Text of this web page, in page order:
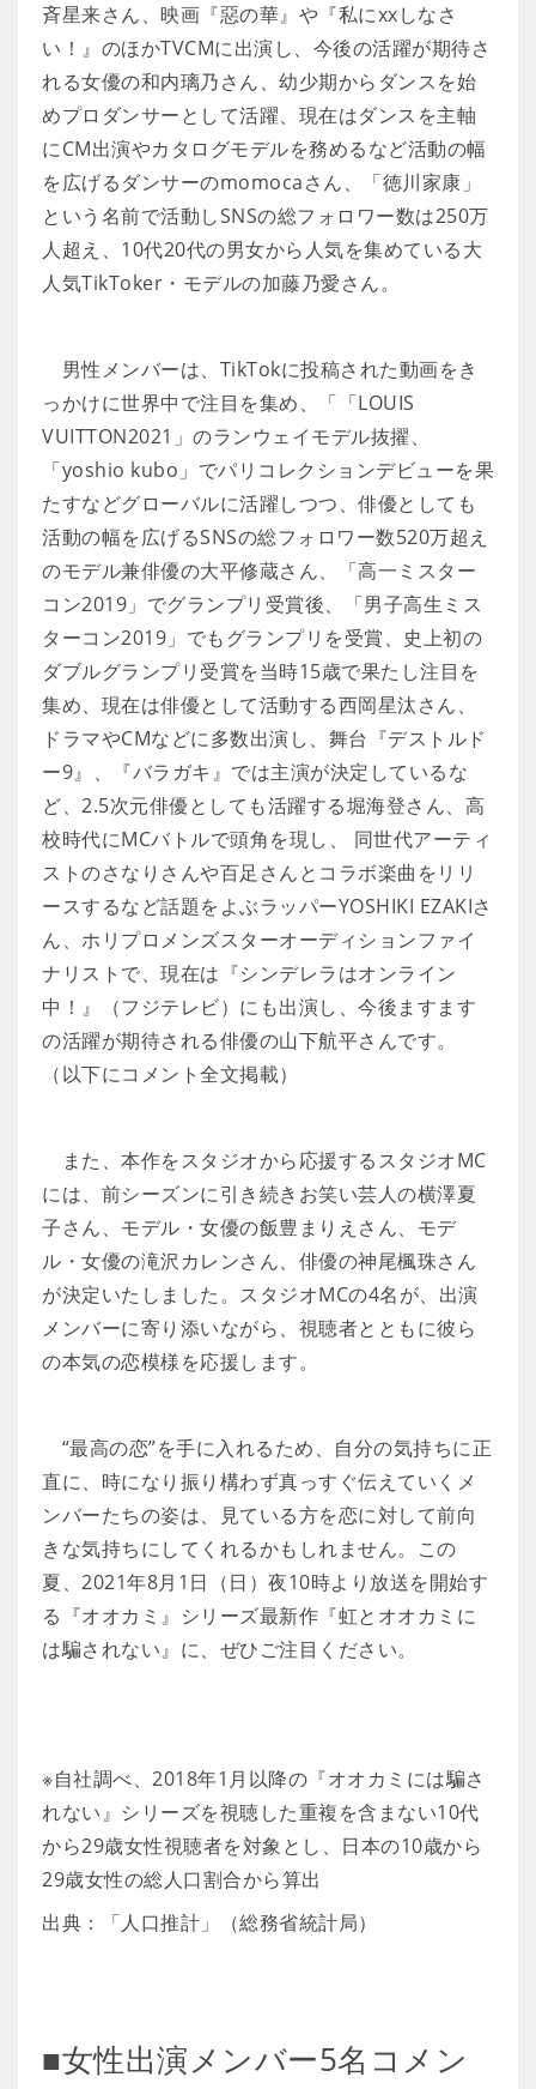
斉星来さん、映画『惡の華』や『私にxxしなさ
い！』のほかTVCMに出演し、今後の活躍が期待さ
れる女優の和内璃乃さん、幼少期からダンスを始
めプロダンサーとして活躍、現在はダンスを主軸
にCM出演やカタログモデルを務めるなど活動の幅
を広げるダンサーのmomocaさん、「徳川家康」
という名前で活動しSNSの総フォロワー数は250万
人超え、10代20代の男女から人気を集めている大
人気TikToker・モデルの加藤乃愛さん。
男性メンバーは、TikTokに投稿された動画をき
っかけに世界中で注目を集め、「「LOUIS
VUITTON2021」のランウェイモデル抜擢、
「yoshio kubo」でパリコレクションデビューを果
たすなどグローバルに活躍しつつ、俳優としても
活動の幅を広げるSNSの総フォロワー数520万超え
のモデル兼俳優の大平修蔵さん、「高一ミスター
コン2019」でグランプリ受賞後、「男子高生ミス
ターコン2019」でもグランプリを受賞、史上初の
ダブルグランプリ受賞を当時15歳で果たし注目を
集め、現在は俳優として活動する西岡星汰さん、
ドラマやCMなどに多数出演し、舞台『デストルド
ー9』、『バラガキ』では主演が決定しているな
ど、2.5次元俳優としても活躍する堀海登さん、高
校時代にMCバトルで頭角を現し、 同世代アーティ
ストのさなりさんや百足さんとコラボ楽曲をリリ
ースするなど話題をよぶラッパーYOSHIKI EZAKIさ
ん、ホリプロメンズスターオーディションファイ
ナリストで、現在は『シンデレラはオンライン
中！』（フジテレビ）にも出演し、今後ますます
の活躍が期待される俳優の山下航平さんです。
（以下にコメント全文掲載）
また、本作をスタジオから応援するスタジオMC
には、前シーズンに引き続きお笑い芸人の横澤夏
子さん、モデル・女優の飯豊まりえさん、モデ
ル・女優の滝沢カレンさん、俳優の神尾楓珠さん
が決定いたしました。スタジオMCの4名が、出演
メンバーに寄り添いながら、視聴者とともに彼ら
の本気の恋模様を応援します。
“最高の恋”を手に入れるため、自分の気持ちに正
直に、時になり振り構わず真っすぐ伝えていくメ
ンバーたちの姿は、見ている方を恋に対して前向
きな気持ちにしてくれるかもしれません。この
夏、2021年8月1日（日）夜10時より放送を開始す
る『オオカミ』シリーズ最新作『虹とオオカミに
は騙されない』に、ぜひご注目ください。
※自社調べ、2018年1月以降の『オオカミには騙さ
れない』シリーズを視聴した重複を含まない10代
から29歳女性視聴者を対象とし、日本の10歳から
29歳女性の総人口割合から算出
出典：「人口推計」（総務省統計局）
■女性出演メンバー5名コメン